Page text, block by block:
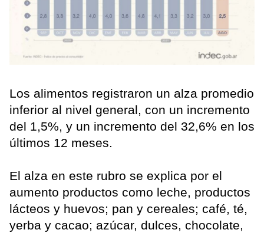
Los alimentos registraron un alza promedio
inferior al nivel general, con un incremento
del 1,5%, y un incremento del 32,6% en los
últimos 12 meses.
El alza en este rubro se explica por el
aumento productos como leche, productos
lácteos y huevos; pan y cereales; café, té,
yerba y cacao; azúcar, dulces, chocolate,